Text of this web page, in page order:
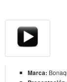
Marca: